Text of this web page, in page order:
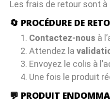
Les frais de retour sont
🔄 PROCÉDURE DE
Contactez-nous à
Attendez la
Envoyez le colis à
Une fois le produit
💬 PRODUIT